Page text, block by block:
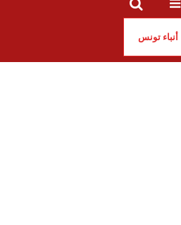
أنباء تونس